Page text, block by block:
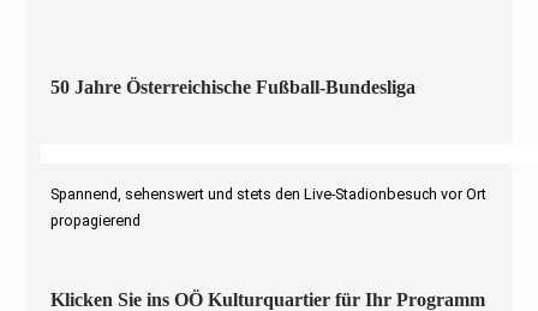
50 Jahre Österreichische Fußball-Bundesliga
Spannend, sehenswert und stets den Live-Stadionbesuch vor Ort
propagierend
Klicken Sie ins OÖ Kulturquartier für Ihr Programm